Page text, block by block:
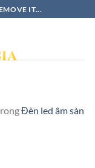
IT...
Đèn led âm sàn